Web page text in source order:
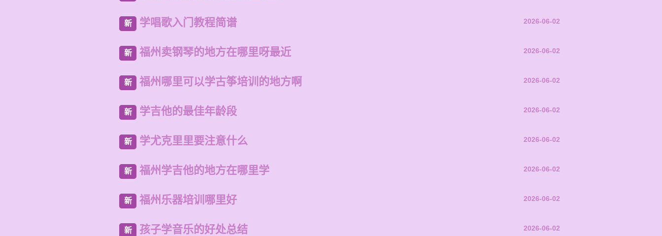
新 学唱歌入门教程简谱 2026-06-02
新 福州卖钢琴的地方在哪里呀最近 2026-06-02
新 福州哪里可以学古筝培训的地方啊 2026-06-02
新 学吉他的最佳年龄段 2026-06-02
新 学尤克里里要注意什么 2026-06-02
新 福州学吉他的地方在哪里学 2026-06-02
新 福州乐器培训哪里好 2026-06-02
新 孩子学音乐的好处总结 2026-06-02